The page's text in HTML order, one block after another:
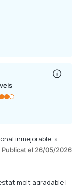
inmejorable. »
Publicat el 26/05/2026
molt agradable i